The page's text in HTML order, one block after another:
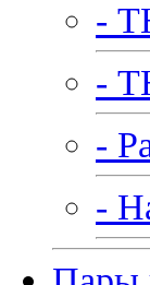
-
-
-
-